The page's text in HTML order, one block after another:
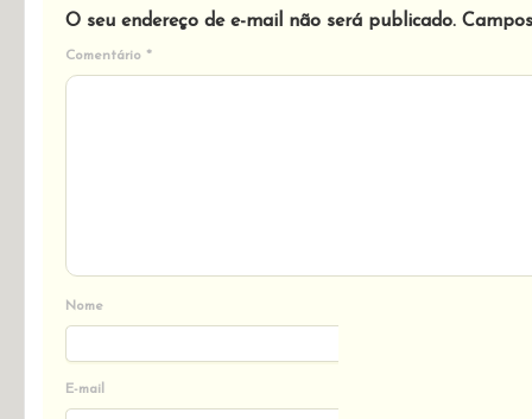
O seu endereço de e-mail não será publicado.
Comentário *
Nome
E-mail